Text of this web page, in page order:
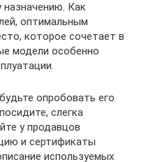
назначению. Как
оптимальным
которое сочетает в
модели особенно
опробовать его
слегка
у продавцов
и сертификаты
используемых